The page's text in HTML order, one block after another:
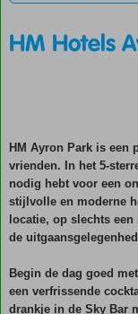
HM Hotels
HM Ayron Park is een
vrienden. In het 5-
nodig hebt voor een
stijlvolle en moderne
locatie, op slechts
de
Begin de dag goed
een verfrissende
drankje in de Sky Bar